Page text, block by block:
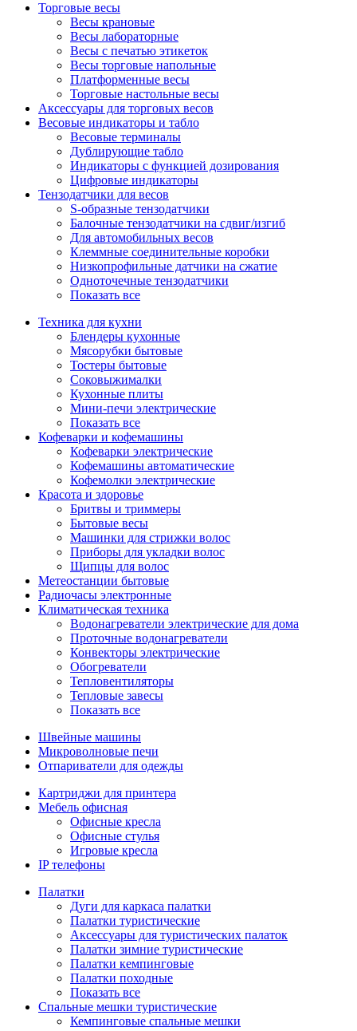
Торговые весы
Весы крановые
Весы лабораторные
Весы с печатью этикеток
Весы торговые напольные
Платформенные весы
Торговые настольные весы
Аксессуары для торговых весов
Весовые индикаторы и табло
Весовые терминалы
Дублирующие табло
Индикаторы с функцией дозирования
Цифровые индикаторы
Тензодатчики для весов
S-образные тензодатчики
Балочные тензодатчики на сдвиг/изгиб
Для автомобильных весов
Клеммные соединительные коробки
Низкопрофильные датчики на сжатие
Одноточечные тензодатчики
Показать все
Техника для кухни
Блендеры кухонные
Мясорубки бытовые
Тостеры бытовые
Соковыжималки
Кухонные плиты
Мини-печи электрические
Показать все
Кофеварки и кофемашины
Кофеварки электрические
Кофемашины автоматические
Кофемолки электрические
Красота и здоровье
Бритвы и триммеры
Бытовые весы
Машинки для стрижки волос
Приборы для укладки волос
Щипцы для волос
Метеостанции бытовые
Радиочасы электронные
Климатическая техника
Водонагреватели электрические для дома
Проточные водонагреватели
Конвекторы электрические
Обогреватели
Тепловентиляторы
Тепловые завесы
Показать все
Швейные машины
Микроволновые печи
Отпариватели для одежды
Картриджи для принтера
Мебель офисная
Офисные кресла
Офисные стулья
Игровые кресла
IP телефоны
Палатки
Дуги для каркаса палатки
Палатки туристические
Аксессуары для туристических палаток
Палатки зимние туристические
Палатки кемпинговые
Палатки походные
Показать все
Спальные мешки туристические
Кемпинговые спальные мешки